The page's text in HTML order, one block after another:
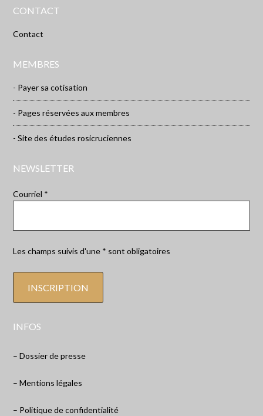
CONTACT
Contact
MEMBRES
- Payer sa cotisation
- Pages réservées aux membres
- Site des études rosicruciennes
NEWSLETTER
Courriel *
Les champs suivis d'une * sont obligatoires
INFOS
– Dossier de presse
– Mentions légales
– Politique de confidentialité